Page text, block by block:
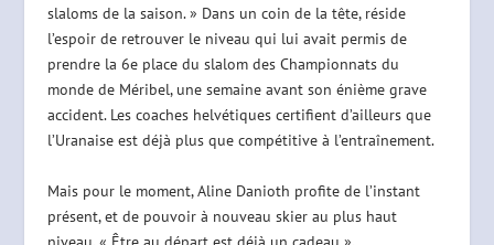
slaloms de la saison. » Dans un coin de la tête, réside
l’espoir de retrouver le niveau qui lui avait permis de
prendre la 6e place du slalom des Championnats du
monde de Méribel, une semaine avant son énième grave
accident. Les coaches helvétiques certifient d’ailleurs que
l’Uranaise est déjà plus que compétitive à l’entraînement.
Mais pour le moment, Aline Danioth profite de l’instant
présent, et de pouvoir à nouveau skier au plus haut